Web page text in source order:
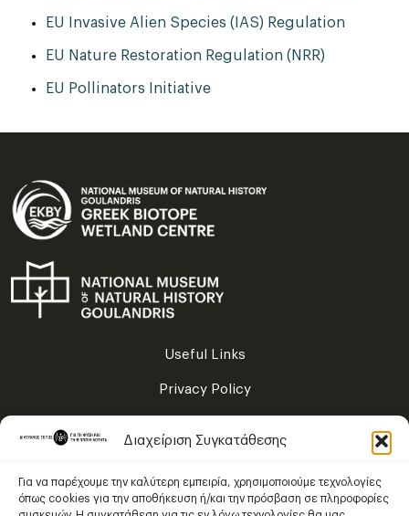
Διαχείριση Συγκατάθεσης
Για να παρέχουμε την καλύτερη εμπειρία, χρησιμοποιούμε τεχνολογίες
όπως cookies για την αποθήκευση ή/και την πρόσβαση σε πληροφορίες
EU Invasive Alien Species (IAS) Regulation
EU Nature Restoration Regulation (NRR)
EU Pollinators Initiative
Useful Links
Privacy Policy